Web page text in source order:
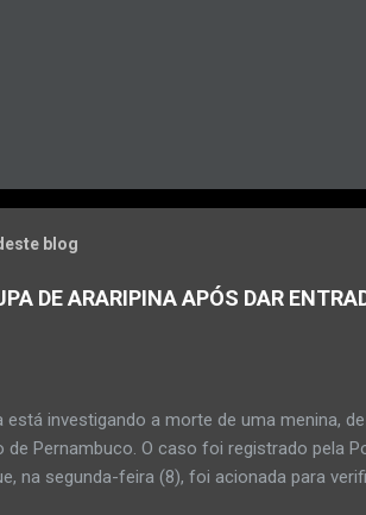
blog
DE ARARIPINA APÓS DAR
está investigando a morte de uma menina,
de Pernambuco. O caso foi registrado pela
na segunda-feira (8), foi acionada para